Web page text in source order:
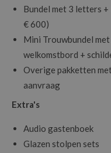
Laat jouw event stralen
contact op en ontdek
bedrijfsevent kunnen
Bundel met 3 letters
€ 600)
Mini Trouwbundel
welkomstbord +
Overige pakketten
aanvraag
Extra's
Audio gastenboek
Glazen stolpen sets